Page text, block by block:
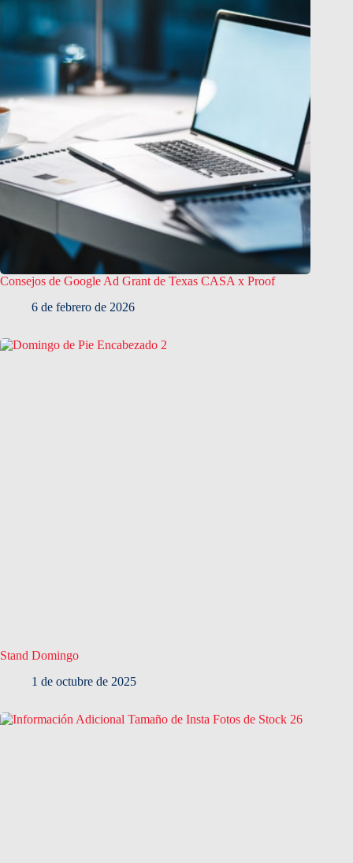
Consejos de Google Ad Grant de Texas CASA x Proof
6 de febrero de 2026
Stand Domingo
1 de octubre de 2025